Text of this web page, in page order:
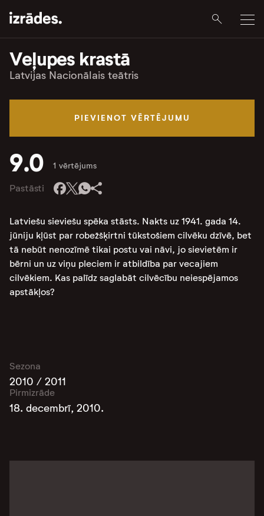
Veļupes krastā
Latvijas Nacionālais teātris
PIEVIENOT VĒRTĒJUMU
9.0 1 vērtējums
Pastāsti
Latviešu sieviešu spēka stāsts. Nakts uz 1941. gada 14.
jūniju kļūst par robežšķirtni tūkstošiem cilvēku dzīvē, bet
tā nebūt nenozīmē tikai postu vai nāvi, jo sievietēm ir
bērni un uz viņu pleciem ir atbildība par vecajiem
cilvēkiem. Kas palīdz saglabāt cilvēcību neiespējamos
apstākļos?
Sezona
2010 / 2011
Pirmizrāde
18. decembrī, 2010.